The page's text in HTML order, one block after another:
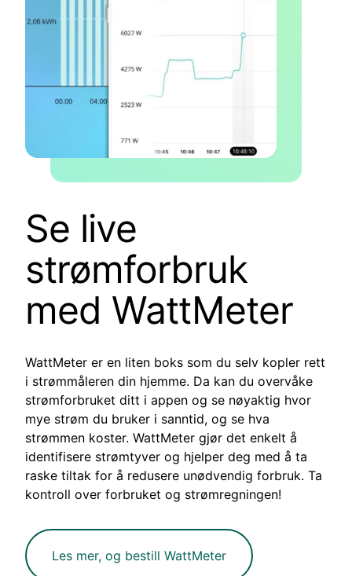
Se live
strømforbruk
med WattMeter
WattMeter er en liten boks som du selv kopler rett
i strømmåleren din hjemme. Da kan du overvåke
strømforbruket ditt i appen og se nøyaktig hvor
mye strøm du bruker i sanntid, og se hva
strømmen koster. WattMeter gjør det enkelt å
identifisere strømtyver og hjelper deg med å ta
raske tiltak for å redusere unødvendig forbruk. Ta
kontroll over forbruket og strømregningen!
Les mer, og bestill WattMeter